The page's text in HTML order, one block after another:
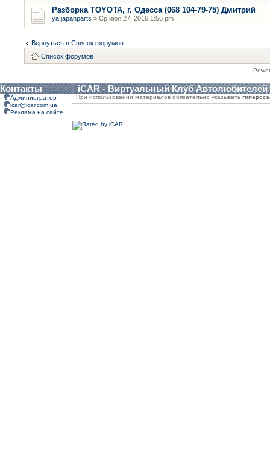
Разборка TOYOTA, г. Одесса (068 104-79-75) Дмитрий
ya.japanparts » Ср июл 27, 2016 1:56 pm
Вернуться в Список форумов
Список форумов
Контакты iCAR - Виртуальный Клуб Автолюбителей
Администратор
icar@icar.com.ua
Реклама на сайте
При использовании материалов обязательно указывать